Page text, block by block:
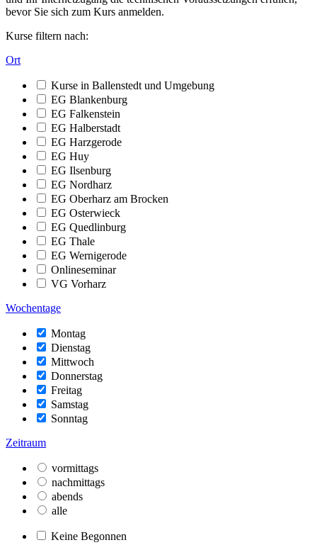
bevor Sie sich zum Kurs anmelden.
Kurse filtern nach:
Ort
Kurse in Ballenstedt und Umgebung
EG Blankenburg
EG Falkenstein
EG Halberstadt
EG Harzgerode
EG Huy
EG Ilsenburg
EG Nordharz
EG Oberharz am Brocken
EG Osterwieck
EG Quedlinburg
EG Thale
EG Wernigerode
Onlineseminar
VG Vorharz
Wochentage
Montag
Dienstag
Mittwoch
Donnerstag
Freitag
Samstag
Sonntag
Zeitraum
vormittags
nachmittags
abends
alle
Keine Begonnen